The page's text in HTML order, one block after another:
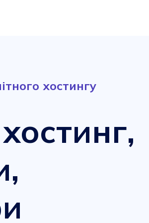
хостингу
хостинг,
хостинг
грн.